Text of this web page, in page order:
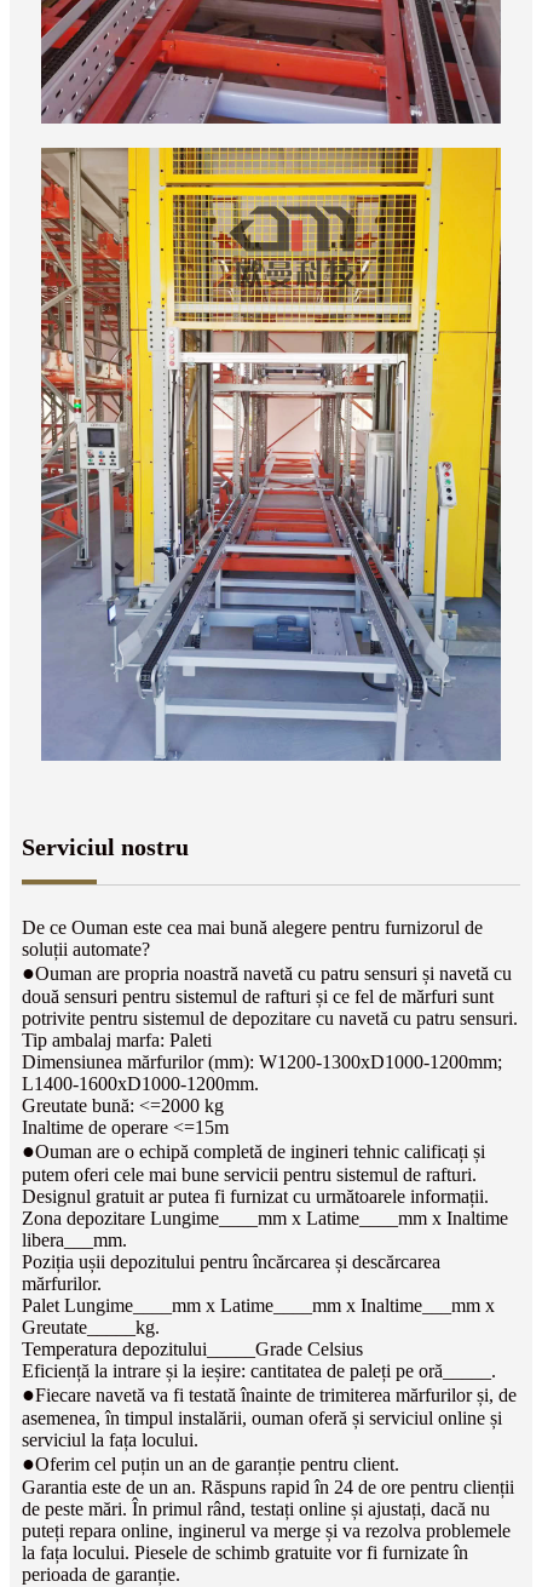
Serviciul nostru
De ce Ouman este cea mai bună alegere pentru furnizorul de
soluții automate?
●Ouman are propria noastră navetă cu patru sensuri și navetă cu
două sensuri pentru sistemul de rafturi și ce fel de mărfuri sunt
potrivite pentru sistemul de depozitare cu navetă cu patru sensuri.
Tip ambalaj marfa: Paleti
Dimensiunea mărfurilor (mm): W1200-1300xD1000-1200mm;
L1400-1600xD1000-1200mm.
Greutate bună: <=2000 kg
Inaltime de operare <=15m
●Ouman are o echipă completă de ingineri tehnic calificați și
putem oferi cele mai bune servicii pentru sistemul de rafturi.
Designul gratuit ar putea fi furnizat cu următoarele informații.
Zona depozitare Lungime____mm ​​x Latime____mm ​​x Inaltime
libera___mm.
Poziția ușii depozitului pentru încărcarea și descărcarea
mărfurilor.
Palet Lungime____mm ​​x Latime____mm ​​x Inaltime___mm ​​x
Greutate_____kg.
Temperatura depozitului_____Grade Celsius
Eficiență la intrare și la ieșire: cantitatea de paleți pe oră_____.
●Fiecare navetă va fi testată înainte de trimiterea mărfurilor și, de
asemenea, în timpul instalării, ouman oferă și serviciul online și
serviciul la fața locului.
●Oferim cel puțin un an de garanție pentru client.
Garantia este de un an. Răspuns rapid în 24 de ore pentru clienții
de peste mări. În primul rând, testați online și ajustați, dacă nu
puteți repara online, inginerul va merge și va rezolva problemele
la fața locului. Piesele de schimb gratuite vor fi furnizate în
perioada de garanție.